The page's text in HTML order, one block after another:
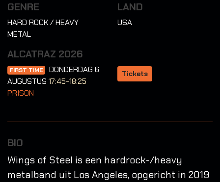
GENRE
HARD ROCK / HEAVY
METAL
LAND
USA
ALCATRAZ 2026
FIRST TIME
DONDERDAG 6
AUGUSTUS 17:45-18:25
PRISON
Tickets
BIO
Wings of Steel is een hardrock-/heavy
metalband uit Los Angeles, opgericht in 2019